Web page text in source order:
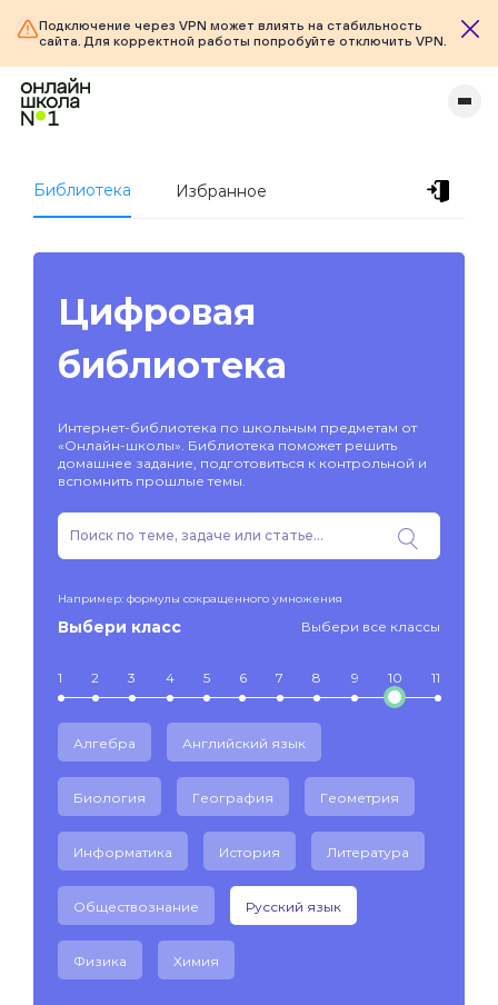
Подключение через VPN может влиять на стабильность
сайта. Для корректной работы попробуйте отключить VPN.
Библиотека Избранное
Цифровая
библиотека
Интернет-библиотека по школьным предметам от
«Онлайн-школы». Библиотека поможет решить
домашнее задание, подготовиться к контрольной и
вспомнить прошлые темы.
Например: формулы сокращенного умножения
Выбери класс Выбери все классы
1 2 3 4 5 6 7 8 9 10 11
Алгебра Английский язык
Биология География Геометрия
Информатика История Литература
Обществознание Русский язык
Физика Химия